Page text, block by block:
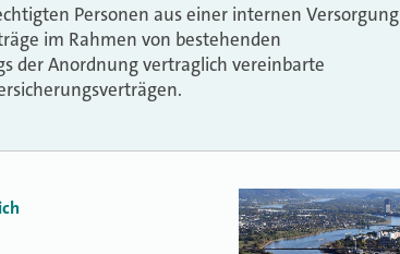
Personen aus einer internen Versorgung
im Rahmen von bestehenden
der Anordnung vertraglich vereinbarte